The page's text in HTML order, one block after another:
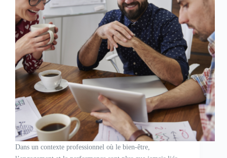
Dans un contexte professionnel où le bien-être,